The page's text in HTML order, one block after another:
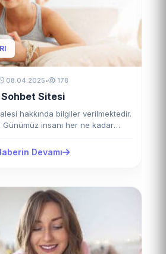
08.04.2025• 178
Sohbet Sitesi
hakkında bilgiler verilmektedir.
Günümüz insanı her ne kadar
Devamı